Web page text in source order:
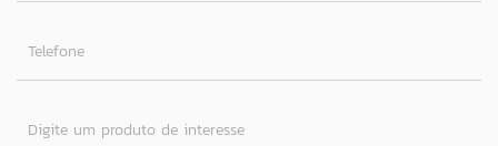
Telefone
Digite um produto de interesse